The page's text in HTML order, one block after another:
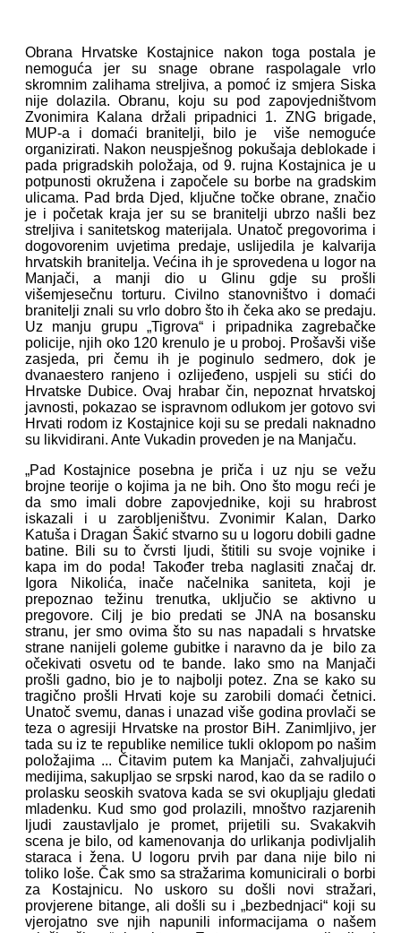
Obrana Hrvatske Kostajnice nakon toga postala je
nemoguća jer su snage obrane raspolagale vrlo
skromnim zalihama streljiva, a pomoć iz smjera Siska
nije dolazila. Obranu, koju su pod zapovjedništvom
Zvonimira Kalana držali pripadnici 1. ZNG brigade,
MUP-a i domaći branitelji, bilo je više nemoguće
organizirati. Nakon neuspješnog pokušaja deblokade i
pada prigradskih položaja, od 9. rujna Kostajnica je u
potpunosti okružena i započele su borbe na gradskim
ulicama. Pad brda Djed, ključne točke obrane, značio
je i početak kraja jer su se branitelji ubrzo našli bez
streljiva i sanitetskog materijala. Unatoč pregovorima i
dogovorenim uvjetima predaje, uslijedila je kalvarija
hrvatskih branitelja. Većina ih je sprovedena u logor na
Manjači, a manji dio u Glinu gdje su prošli
višemjesečnu torturu. Civilno stanovništvo i domaći
branitelji znali su vrlo dobro što ih čeka ako se predaju.
Uz manju grupu „Tigrova“ i pripadnika zagrebačke
policije, njih oko 120 krenulo je u proboj. Prošavši više
zasjeda, pri čemu ih je poginulo sedmero, dok je
dvanaestero ranjeno i ozlijeđeno, uspjeli su stići do
Hrvatske Dubice. Ovaj hrabar čin, nepoznat hrvatskoj
javnosti, pokazao se ispravnom odlukom jer gotovo svi
Hrvati rodom iz Kostajnice koji su se predali naknadno
su likvidirani. Ante Vukadin proveden je na Manjaču.
„Pad Kostajnice posebna je priča i uz nju se vežu
brojne teorije o kojima ja ne bih. Ono što mogu reći je
da smo imali dobre zapovjednike, koji su hrabrost
iskazali i u zarobljeništvu. Zvonimir Kalan, Darko
Katuša i Dragan Šakić stvarno su u logoru dobili gadne
batine. Bili su to čvrsti ljudi, štitili su svoje vojnike i
kapa im do poda! Također treba naglasiti značaj dr.
Igora Nikolića, inače načelnika saniteta, koji je
prepoznao težinu trenutka, uključio se aktivno u
pregovore. Cilj je bio predati se JNA na bosansku
stranu, jer smo ovima što su nas napadali s hrvatske
strane nanijeli goleme gubitke i naravno da je bilo za
očekivati osvetu od te bande. Iako smo na Manjači
prošli gadno, bio je to najbolji potez. Zna se kako su
tragično prošli Hrvati koje su zarobili domaći četnici.
Unatoč svemu, danas i unazad više godina provlači se
teza o agresiji Hrvatske na prostor BiH. Zanimljivo, jer
tada su iz te republike nemilice tukli oklopom po našim
položajima ... Čitavim putem ka Manjači, zahvaljujući
medijima, sakupljao se srpski narod, kao da se radilo o
prolasku seoskih svatova kada se svi okupljaju gledati
mladenku. Kud smo god prolazili, mnoštvo razjarenih
ljudi zaustavljalo je promet, prijetili su. Svakakvih
scena je bilo, od kamenovanja do urlikanja podivljalih
staraca i žena. U logoru prvih par dana nije bilo ni
toliko loše. Čak smo sa stražarima komunicirali o borbi
za Kostajnicu. No uskoro su došli novi stražari,
provjerene bitange, ali došli su i „bezbednjaci“ koji su
vjerojatno sve njih napunili informacijama o našem